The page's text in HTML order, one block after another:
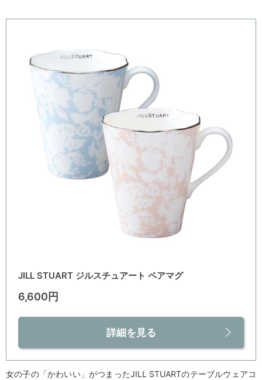
JILL STUART ジルスチュアート ペアマグ
6,600円
詳細を見る
女の子の「かわいい」がつまったJILL STUARTのテーブルウェアコ